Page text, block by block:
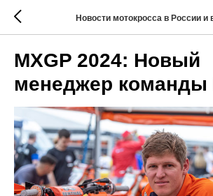
Новости мотокросса в России и
MXGP 2024: Новый
менеджер